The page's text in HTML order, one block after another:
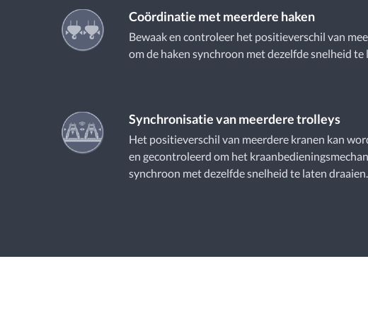
Coördinatie met meerdere haken
Bewaak en controleer het positieverschil van
om de haken synchroon met dezelfde snelheid te
Synchronisatie van meerdere trolleys
Het positieverschil van meerdere kranen kan
en gecontroleerd om het
synchroon met dezelfde snelheid te laten draaien.